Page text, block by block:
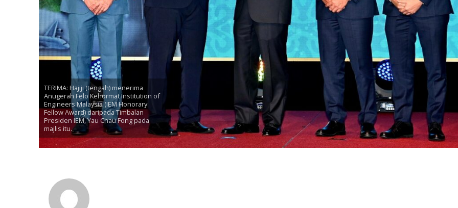
TERIMA: Hajiji (tengah) menerima
Anugerah Felo Kehormat Institution of
Engineers Malaysia (IEM Honorary
Fellow Award) daripada Timbalan
Presiden IEM, Yau Chau Fong pada
majlis itu.